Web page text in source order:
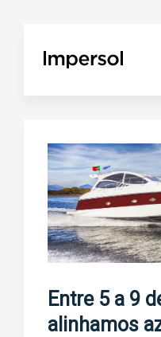
Entre 5 a 9
alinhamos